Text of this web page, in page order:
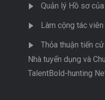
Quản lý Hồ sơ
Làm cộng tác
Thỏa thuận tiến
Nhà tuyển dụng và
TalentBold-hunting